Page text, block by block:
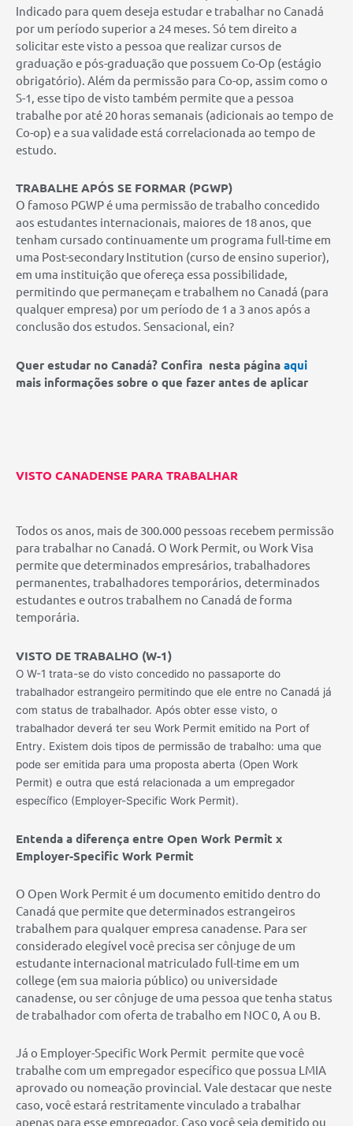
Indicado para quem deseja estudar e trabalhar no Canadá
por um período superior a 24 meses. Só tem direito a
solicitar este visto a pessoa que realizar cursos de
graduação e pós-graduação que possuem Co-Op (estágio
obrigatório). Além da permissão para Co-op, assim como o
S-1, esse tipo de visto também permite que a pessoa
trabalhe por até 20 horas semanais (adicionais ao tempo de
Co-op) e a sua validade está correlacionada ao tempo de
estudo.
TRABALHE APÓS SE FORMAR (PGWP)
O famoso PGWP é uma permissão de trabalho concedido
aos estudantes internacionais, maiores de 18 anos, que
tenham cursado continuamente um programa full-time em
uma Post-secondary Institution (curso de ensino superior),
em uma instituição que ofereça essa possibilidade,
permitindo que permaneçam e trabalhem no Canadá (para
qualquer empresa) por um período de 1 a 3 anos após a
conclusão dos estudos. Sensacional, ein?
Quer estudar no Canadá? Confira nesta página aqui
mais informações sobre o que fazer antes de aplicar
VISTO CANADENSE PARA TRABALHAR
Todos os anos, mais de 300.000 pessoas recebem permissão
para trabalhar no Canadá. O Work Permit, ou Work Visa
permite que determinados empresários, trabalhadores
permanentes, trabalhadores temporários, determinados
estudantes e outros trabalhem no Canadá de forma
temporária.
VISTO DE TRABALHO (W-1)
O W-1 trata-se do visto concedido no passaporte do
trabalhador estrangeiro permitindo que ele entre no Canadá já
com status de trabalhador. Após obter esse visto, o
trabalhador deverá ter seu Work Permit emitido na Port of
Entry. Existem dois tipos de permissão de trabalho: uma que
pode ser emitida para uma proposta aberta (Open Work
Permit) e outra que está relacionada a um empregador
específico (Employer-Specific Work Permit).
Entenda a diferença entre Open Work Permit x
Employer-Specific Work Permit
O Open Work Permit é um documento emitido dentro do
Canadá que permite que determinados estrangeiros
trabalhem para qualquer empresa canadense. Para ser
considerado elegível você precisa ser cônjuge de um
estudante internacional matriculado full-time em um
college (em sua maioria público) ou universidade
canadense, ou ser cônjuge de uma pessoa que tenha status
de trabalhador com oferta de trabalho em NOC 0, A ou B.
Já o Employer-Specific Work Permit permite que você
trabalhe com um empregador específico que possua LMIA
aprovado ou nomeação provincial. Vale destacar que neste
caso, você estará restritamente vinculado a trabalhar
apenas para esse empregador. Caso você seja demitido ou